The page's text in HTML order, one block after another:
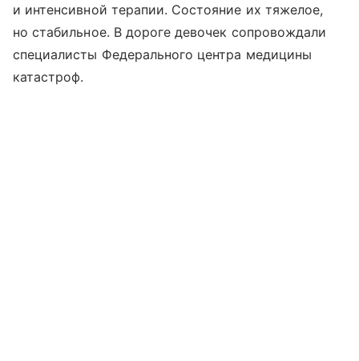
и интенсивной терапии. Состояние их тяжелое,
но стабильное. В дороге девочек сопровождали
специалисты Федерального центра медицины
катастроф.